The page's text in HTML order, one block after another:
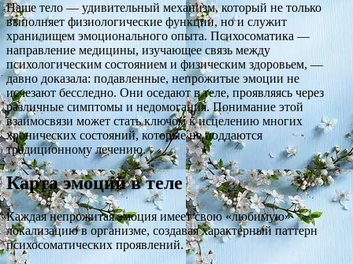
Наше тело — удивительный механизм, который не только
выполняет физиологические функции, но и служит
хранилищем эмоционального опыта. Психосоматика —
направление медицины, изучающее связь между
психологическим состоянием и физическим здоровьем, —
давно доказала: подавленные, непрожитые эмоции не
исчезают бесследно. Они оседают в теле, проявляясь через
различные симптомы и недомогания. Понимание этой
взаимосвязи может стать ключом к исцелению многих
хронических состояний, которые не поддаются
традиционному лечению.
Карта эмоций в теле
Каждая непрожитая эмоция имеет свою «любимую»
локализацию в организме, создавая характерный паттерн
психосоматических проявлений.